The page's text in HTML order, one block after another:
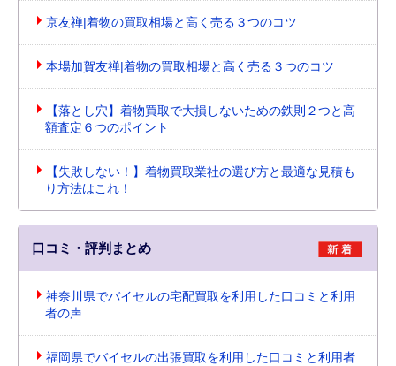
京友禅|着物の買取相場と高く売る３つのコツ
本場加賀友禅|着物の買取相場と高く売る３つのコツ
【落とし穴】着物買取で大損しないための鉄則２つと高
額査定６つのポイント
【失敗しない！】着物買取業社の選び方と最適な見積も
り方法はこれ！
口コミ・評判まとめ
神奈川県でバイセルの宅配買取を利用した口コミと利用
者の声
福岡県でバイセルの出張買取を利用した口コミと利用者